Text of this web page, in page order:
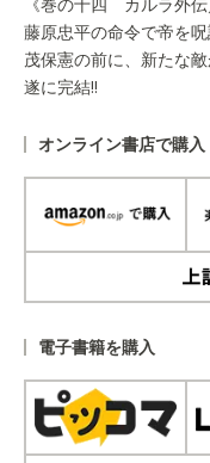
藤原忠平の命令で帝を
茂保憲の前に、新たな
遂に完結!!
オンライン書店で購入
電子書籍を購入